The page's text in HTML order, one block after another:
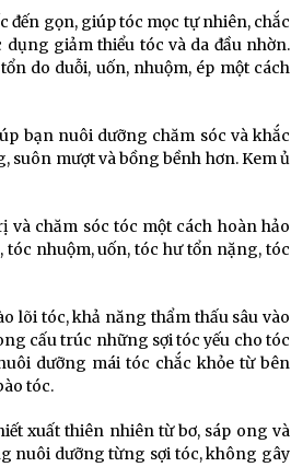
gọn, giúp tóc mọc tự nhiên, chắc
dụng giảm thiểu tóc và da đầu nhờn.
do duỗi, uốn, nhuộm, ép một cách
bạn nuôi dưỡng chăm sóc và khắc
suôn mượt và bồng bềnh hơn. Kem ủ
chăm sóc tóc một cách hoàn hảo
nhuộm, uốn, tóc hư tổn nặng, tóc
lõi tóc, khả năng thẩm thấu sâu vào
cấu trúc những sợi tóc yếu cho tóc
dưỡng mái tóc chắc khỏe từ bên
tóc.
xuất thiên nhiên từ bơ, sáp ong và
nuôi dưỡng từng sợi tóc, không gây